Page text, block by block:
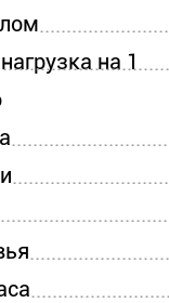
на 1